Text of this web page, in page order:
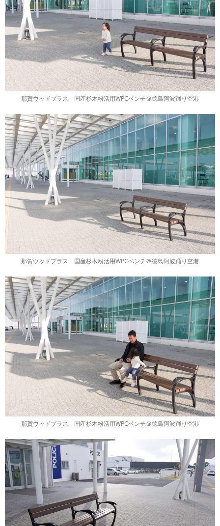
那賀ウッドプラス 国産杉木粉活用WPCベンチ＠徳島阿波踊り空港
那賀ウッドプラス 国産杉木粉活用WPCベンチ＠徳島阿波踊り空港
那賀ウッドプラス 国産杉木粉活用WPCベンチ＠徳島阿波踊り空港